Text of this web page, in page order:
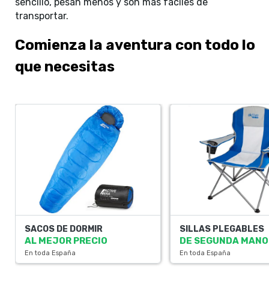
transportar.
Comienza la aventura con todo lo
que necesitas
SACOS DE DORMIR
AL MEJOR PRECIO
En toda España
SILLAS PLEGABLES
DE SEGUNDA MANO
En toda España